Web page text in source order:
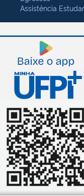
Assistência